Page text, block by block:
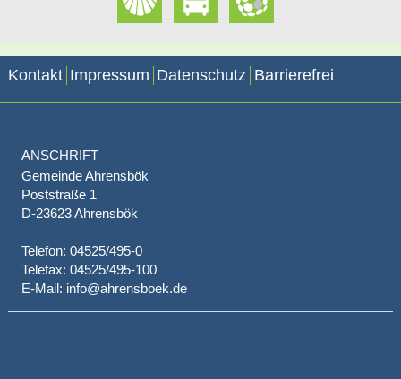
Kontakt Impressum Datenschutz Barrierefrei
ANSCHRIFT
Gemeinde Ahrensbök
Poststraße 1
D-23623 Ahrensbök
Telefon: 04525/495-0
Telefax: 04525/495-100
E-Mail: info@ahrensboek.de